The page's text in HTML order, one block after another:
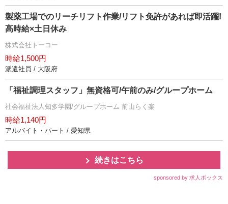
製薬工場でのリーチリフト作業/リフト免許があれば即活躍!
高時給×土日休み
株式会社トーコー
時給1,500円
派遣社員 / 大阪府
「福祉調理スタッフ」無資格可/午前のみ/グループホーム
社会福祉法人知多学園/グループホーム 前山らく楽
時給1,140円
アルバイト・パート / 愛知県
続きはこちら
sponsored by 求人ボックス